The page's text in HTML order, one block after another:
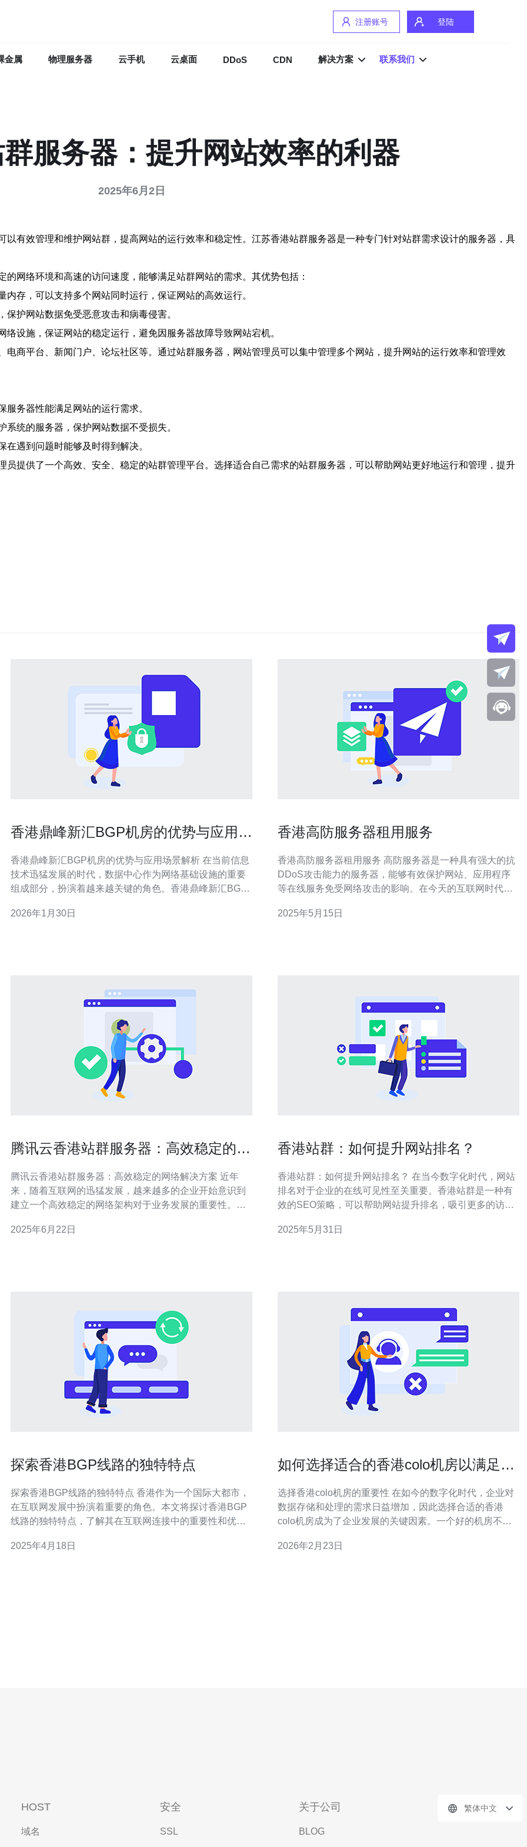
注册账号 登陆
金属 物理服务器 云手机 云桌面 DDoS CDN 解决方案 联系我们
服务器：提升网站效率的利器
2025年6月2日
有效管理和维护网站群，提高网站的运行效率和稳定性。江苏香港站群服务器是一种专门针对站群需求设计的服务器，具
网络环境和高速的访问速度，能够满足站群网站的需求。其优势包括：
存，可以支持多个网站同时运行，保证网站的高效运行。
护网站数据免受恶意攻击和病毒侵害。
设施，保证网站的稳定运行，避免因服务器故障导致网站宕机。
商平台、新闻门户、论坛社区等。通过站群服务器，网站管理员可以集中管理多个网站，提升网站的运行效率和管理效
务器性能满足网站的运行需求。
统的服务器，保护网站数据不受损失。
遇到问题时能够及时得到解决。
提供了一个高效、安全、稳定的站群管理平台。选择适合自己需求的站群服务器，可以帮助网站更好地运行和管理，提升
香港鼎峰新汇BGP机房的优势与应用场
香港鼎峰新汇BGP机房的优势与应用场景解析 在当前信息
技术迅猛发展的时代，数据中心作为网络基础设施的重要
组成部分，扮演着越来越关键的角色。香港鼎峰新汇BGP
业的首选。本文将详细解析香港鼎峰新汇BGP机房的优势
2026年1月30日
香港高防服务器租用服务
香港高防服务器租用服务 高防服务器是一种具有强大的抗
DDoS攻击能力的服务器，能够有效保护网站、应用程序
等在线服务免受网络攻击的影响。在今天的互联网时代，
作为国际金融中心，拥有优越的地理位置和
2025年5月15日
腾讯云香港站群服务器：高效稳定的网
腾讯云香港站群服务器：高效稳定的网络解决方案 近年
来，随着互联网的迅猛发展，越来越多的企业开始意识到
建立一个高效稳定的网络架构对于业务发展的重要性。腾
到了广泛的关注和认可。 腾讯云的香港站群服务器采用先
2025年6月22日
香港站群：如何提升网站排名？
香港站群：如何提升网站排名？ 在当今数字化时代，网站
排名对于企业的在线可见性至关重要。香港站群是一种有
效的SEO策略，可以帮助网站提升排名，吸引更多的访问
站群是指在一个域名下建立多个相关性高的子站点，通过
2025年5月31日
探索香港BGP线路的独特特点
探索香港BGP线路的独特特点 香港作为一个国际大都市，
在互联网发展中扮演着重要的角色。本文将探讨香港BGP
线路的独特特点，了解其在互联网连接中的重要性和优
统（AS）之间的路由选择
2025年4月18日
如何选择适合的香港colo机房以满足企
选择香港colo机房的重要性 在如今的数字化时代，企业对
数据存储和处理的需求日益增加，因此选择合适的香港
colo机房成为了企业发展的关键因素。一个好的机房不仅
访问速度以及降低运营成本。在众多可选方案中，如何找
2026年2月23日
HOST
域名
安全
SSL
关于公司
BLOG
繁体中文